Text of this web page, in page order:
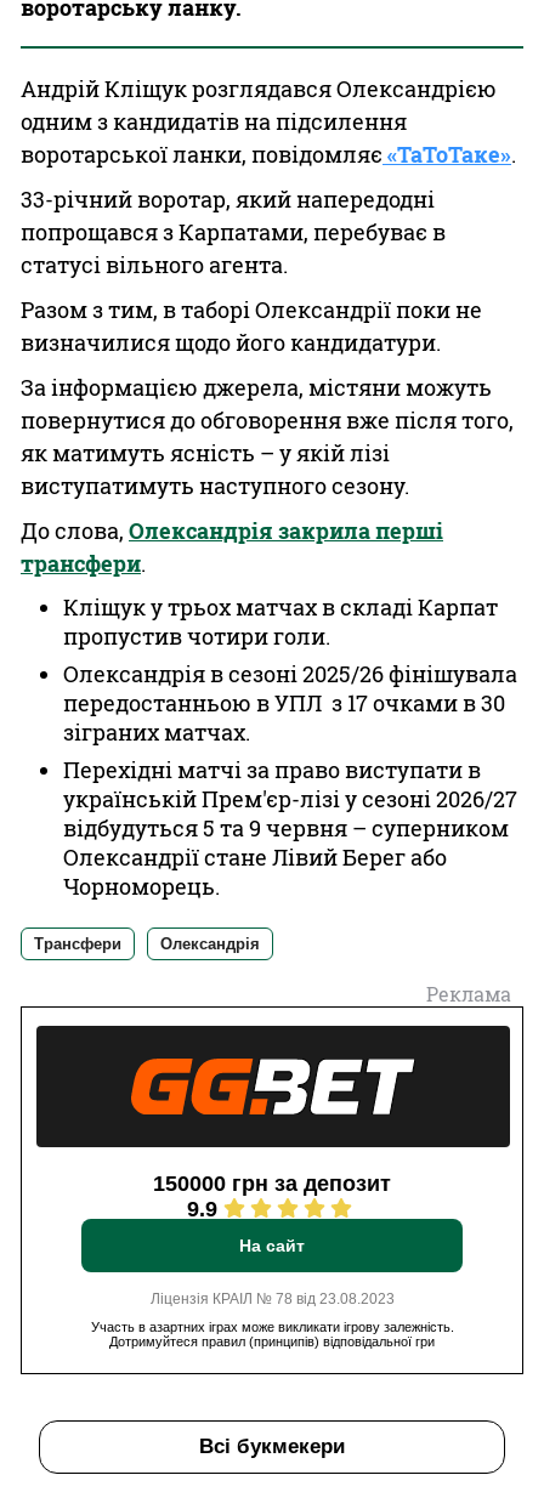
воротарську ланку.
Андрій Кліщук розглядався Олександрією
одним з кандидатів на підсилення
воротарської ланки, повідомляє «ТаТоТаке».
33-річний воротар, який напередодні
попрощався з Карпатами, перебуває в
статусі вільного агента.
Разом з тим, в таборі Олександрії поки не
визначилися щодо його кандидатури.
За інформацією джерела, містяни можуть
повернутися до обговорення вже після того,
як матимуть ясність – у якій лізі
виступатимуть наступного сезону.
До слова, Олександрія закрила перші
трансфери.
Кліщук у трьох матчах в складі Карпат
пропустив чотири голи.
Олександрія в сезоні 2025/26 фінішувала
передостанньою в УПЛ з 17 очками в 30
зіграних матчах.
Перехідні матчі за право виступати в
українській Прем'єр-лізі у сезоні 2026/27
відбудуться 5 та 9 червня – суперником
Олександрії стане Лівий Берег або
Чорноморець.
Трансфери Олександрія
Реклама
150000 грн за депозит
9.9
На сайт
Ліцензія КРАІЛ № 78 від 23.08.2023
Участь в азартних іграх може викликати ігрову залежність.
Дотримуйтеся правил (принципів) відповідальної гри
Всі букмекери